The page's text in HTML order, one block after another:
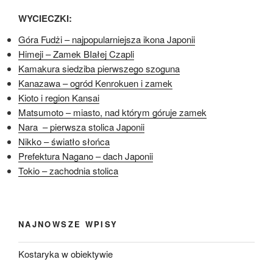
WYCIECZKI:
Góra Fudżi – najpopularniejsza ikona Japonii
Himeji – Zamek BIałej Czapli
Kamakura siedziba pierwszego szoguna
Kanazawa – ogród Kenrokuen i zamek
Kioto i region Kansai
Matsumoto – miasto, nad którym góruje zamek
Nara – pierwsza stolica Japonii
Nikko – światło słońca
Prefektura Nagano – dach Japonii
Tokio – zachodnia stolica
NAJNOWSZE WPISY
Kostaryka w obiektywie